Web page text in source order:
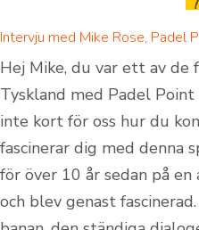
Hej Mike, du var ett av de
Tyskland med Padel
inte kort för oss hur du
fascinerar dig med denna
för över 10 år sedan på
och blev genast